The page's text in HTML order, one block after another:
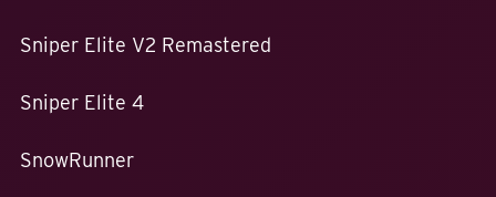
Sniper Elite V2 Remastered
Sniper Elite 4
SnowRunner